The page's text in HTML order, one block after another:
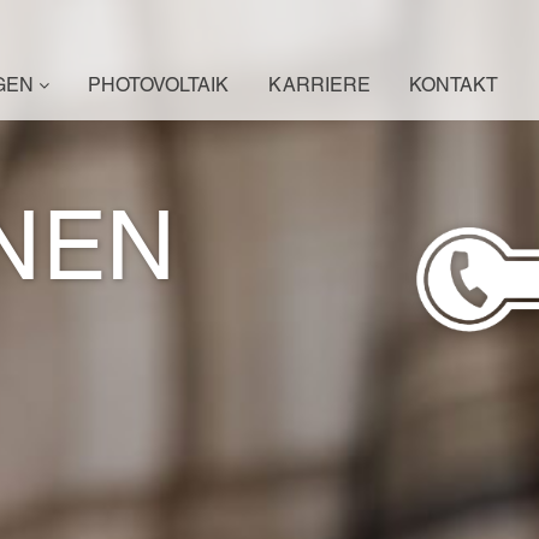
PHOTOVOLTAIK KARRIERE KONTAKT